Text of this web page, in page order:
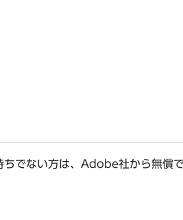
でない方は、Adobe社から無償